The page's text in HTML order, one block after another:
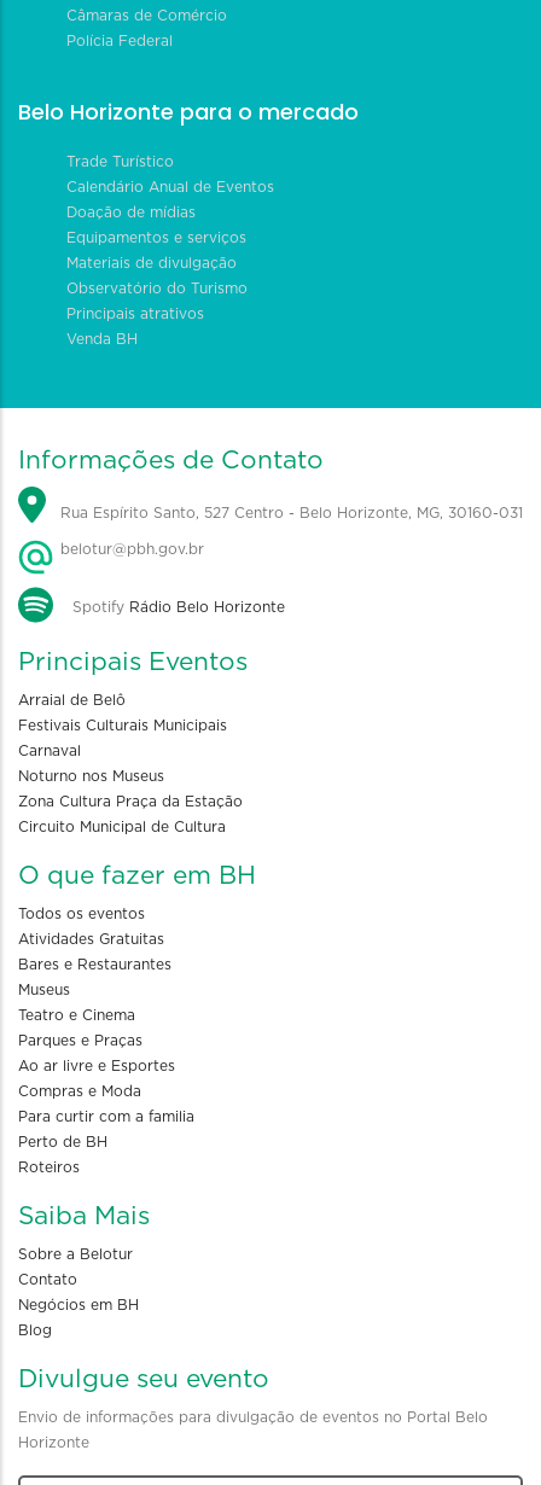
Câmaras de Comércio
Polícia Federal
Belo Horizonte para o mercado
Trade Turístico
Calendário Anual de Eventos
Doação de mídias
Equipamentos e serviços
Materiais de divulgação
Observatório do Turismo
Principais atrativos
Venda BH
Informações de Contato
Rua Espírito Santo, 527 Centro - Belo Horizonte, MG, 30160-031
belotur@pbh.gov.br
Spotify Rádio Belo Horizonte
Principais Eventos
Arraial de Belô
Festivais Culturais Municipais
Carnaval
Noturno nos Museus
Zona Cultura Praça da Estação
Circuito Municipal de Cultura
O que fazer em BH
Todos os eventos
Atividades Gratuitas
Bares e Restaurantes
Museus
Teatro e Cinema
Parques e Praças
Ao ar livre e Esportes
Compras e Moda
Para curtir com a familia
Perto de BH
Roteiros
Saiba Mais
Sobre a Belotur
Contato
Negócios em BH
Blog
Divulgue seu evento
Envio de informações para divulgação de eventos no Portal Belo
Horizonte